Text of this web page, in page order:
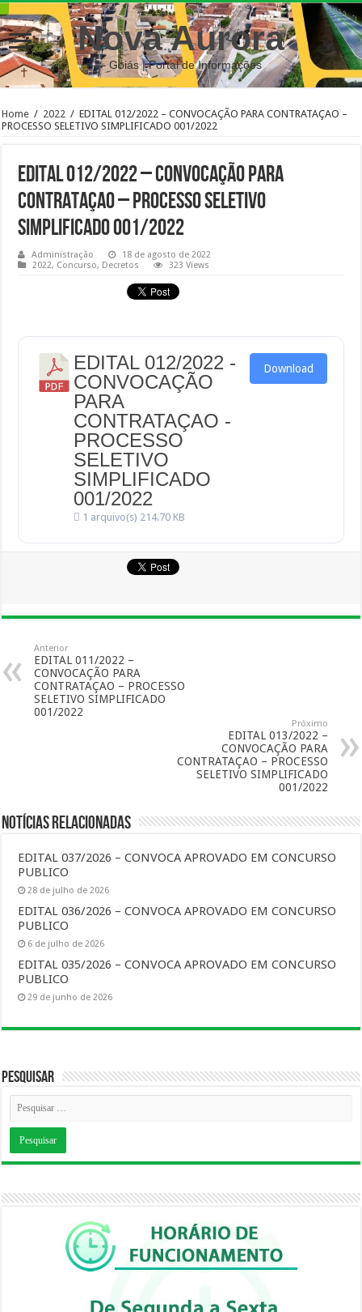
Nova Aurora
– Goiás | Portal de Informações
Home / 2022 / EDITAL 012/2022 – CONVOCAÇÃO PARA CONTRATAÇAO –
PROCESSO SELETIVO SIMPLIFICADO 001/2022
EDITAL 012/2022 – CONVOCAÇÃO PARA
CONTRATAÇAO – PROCESSO SELETIVO
SIMPLIFICADO 001/2022
Administração
18 de agosto de 2022
2022, Concurso, Decretos 323 Views
EDITAL 012/2022 -
CONVOCAÇÃO
PARA
CONTRATAÇAO -
PROCESSO
SELETIVO
SIMPLIFICADO
001/2022
1 arquivo(s) 214.70 KB
Download
Anterior
EDITAL 011/2022 –
CONVOCAÇÃO PARA
CONTRATAÇAO – PROCESSO
SELETIVO SIMPLIFICADO
001/2022
Próximo
EDITAL 013/2022 –
CONVOCAÇÃO PARA
CONTRATAÇAO – PROCESSO
SELETIVO SIMPLIFICADO
001/2022
Notícias Relacionadas
EDITAL 037/2026 – CONVOCA APROVADO EM CONCURSO
PUBLICO
28 de julho de 2026
EDITAL 036/2026 – CONVOCA APROVADO EM CONCURSO
PUBLICO
6 de julho de 2026
EDITAL 035/2026 – CONVOCA APROVADO EM CONCURSO
PUBLICO
29 de junho de 2026
Pesquisar